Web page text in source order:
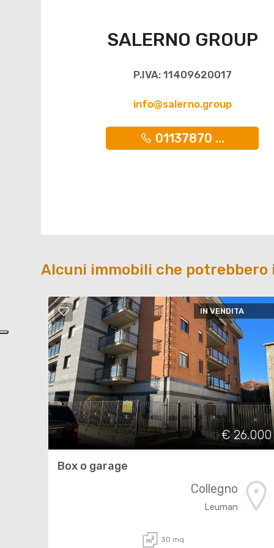
SALERNO GROUP
P.IVA: 11409620017
info@salerno.group
01137870 ...
Alcuni immobili che
IN VENDITA
€ 26.000
Box o garage
Collegno
Leuman
30 mq